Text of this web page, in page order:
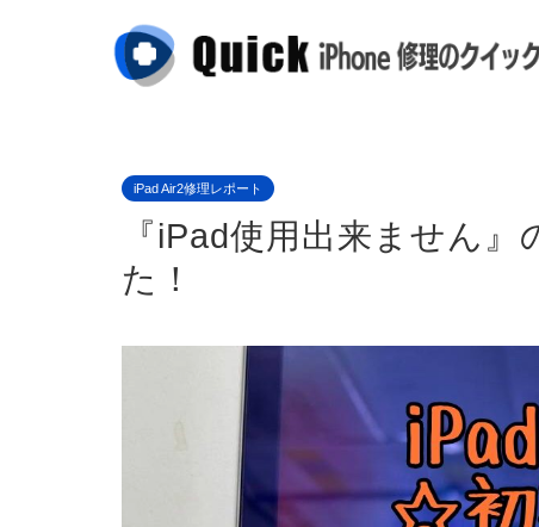
iPad Air2修理レポート
『iPad使用出来ません
た！